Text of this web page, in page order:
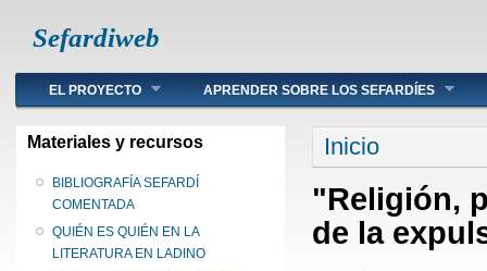
Sefardiweb
Main menu
EL PROYECTO APRENDER SOBRE LOS SEFARDÍES
Materiales y recursos
BIBLIOGRAFÍA SEFARDÍ
COMENTADA
QUIÉN ES QUIÉN EN LA
LITERATURA EN LADINO
Se encuentra
Inicio
"Religión,
de la